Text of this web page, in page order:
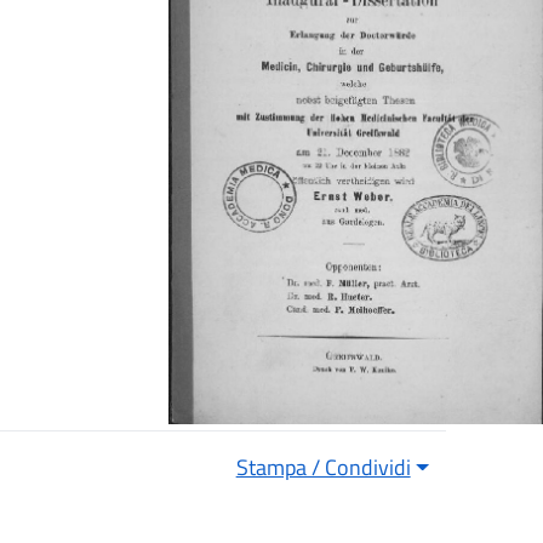
Stampa / Condividi